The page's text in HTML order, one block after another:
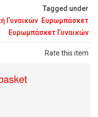
Tagged under
Γυναικών Ευρωμπάσκετ
Ευρωμπάσκετ Γυναικών
Rate this item